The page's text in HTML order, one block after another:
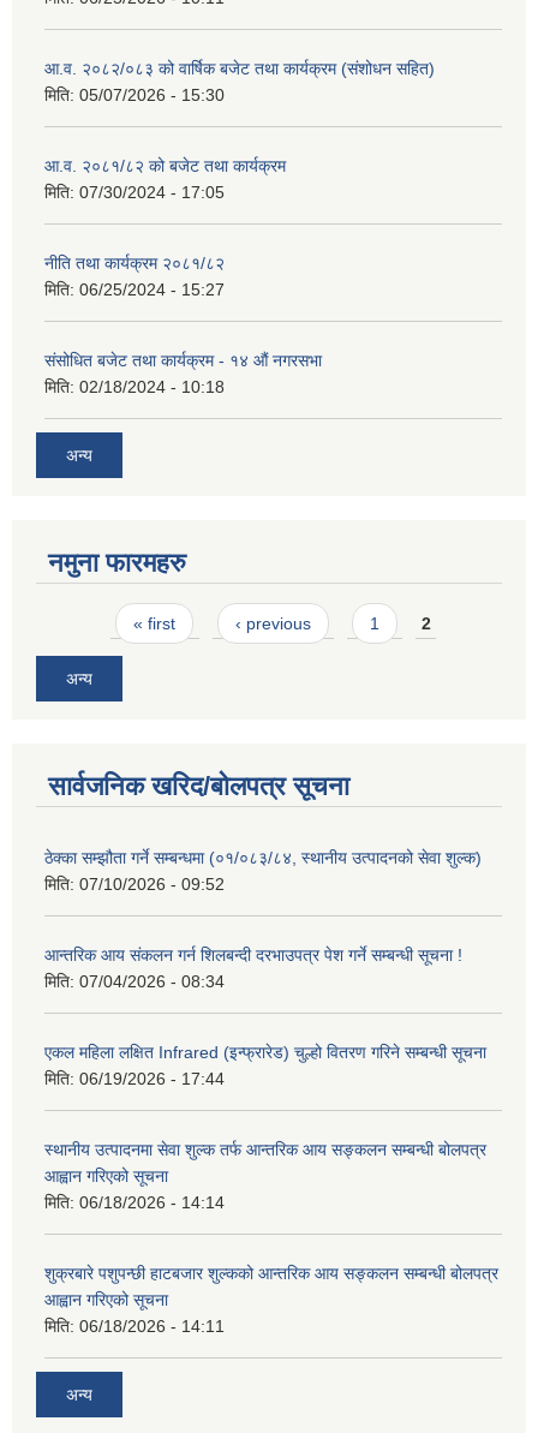
आ.व. २०८२/०८३ को वार्षिक बजेट तथा कार्यक्रम (संशोधन सहित)
मिति: 05/07/2026 - 15:30
आ.व. २०८१/८२ को बजेट तथा कार्यक्रम
मिति: 07/30/2024 - 17:05
नीति तथा कार्यक्रम २०८१/८२
मिति: 06/25/2024 - 15:27
संसोधित बजेट तथा कार्यक्रम - १४ औं नगरसभा
मिति: 02/18/2024 - 10:18
अन्य
नमुना फारमहरु
Pages« first ‹ previous 1 2
अन्य
सार्वजनिक खरिद/बोलपत्र सूचना
ठेक्का सम्झौता गर्ने सम्बन्धमा (०१/०८३/८४, स्थानीय उत्पादनको सेवा शुल्क)
मिति: 07/10/2026 - 09:52
आन्तरिक आय संकलन गर्न शिलबन्दी दरभाउपत्र पेश गर्ने सम्बन्धी सूचना !
मिति: 07/04/2026 - 08:34
एकल महिला लक्षित Infrared (इन्फ्रारेड) चुल्हो वितरण गरिने सम्बन्धी सूचना
मिति: 06/19/2026 - 17:44
स्थानीय उत्पादनमा सेवा शुल्क तर्फ आन्तरिक आय सङ्कलन सम्बन्धी बोलपत्र
आह्वान गरिएको सूचना
मिति: 06/18/2026 - 14:14
शुक्रबारे पशुपन्छी हाटबजार शुल्कको आन्तरिक आय सङ्कलन सम्बन्धी बोलपत्र
आह्वान गरिएको सूचना
मिति: 06/18/2026 - 14:11
अन्य